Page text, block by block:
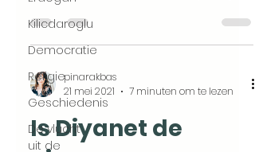
Kilicdaroglu
Democratie
Religie
Geschiedenis
De vlucht
uit de
hebt een stempel op de
geschiedenis van de mensheid...
pinarakbas
21 mei 2021
7 minuten om te lezen
Is Diyanet de